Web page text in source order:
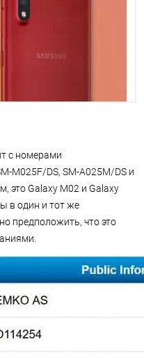
с номерами
M025F/DS, SM-A025M/DS и
это Galaxy M02 и Galaxy
в один и тот же
предположить, что это